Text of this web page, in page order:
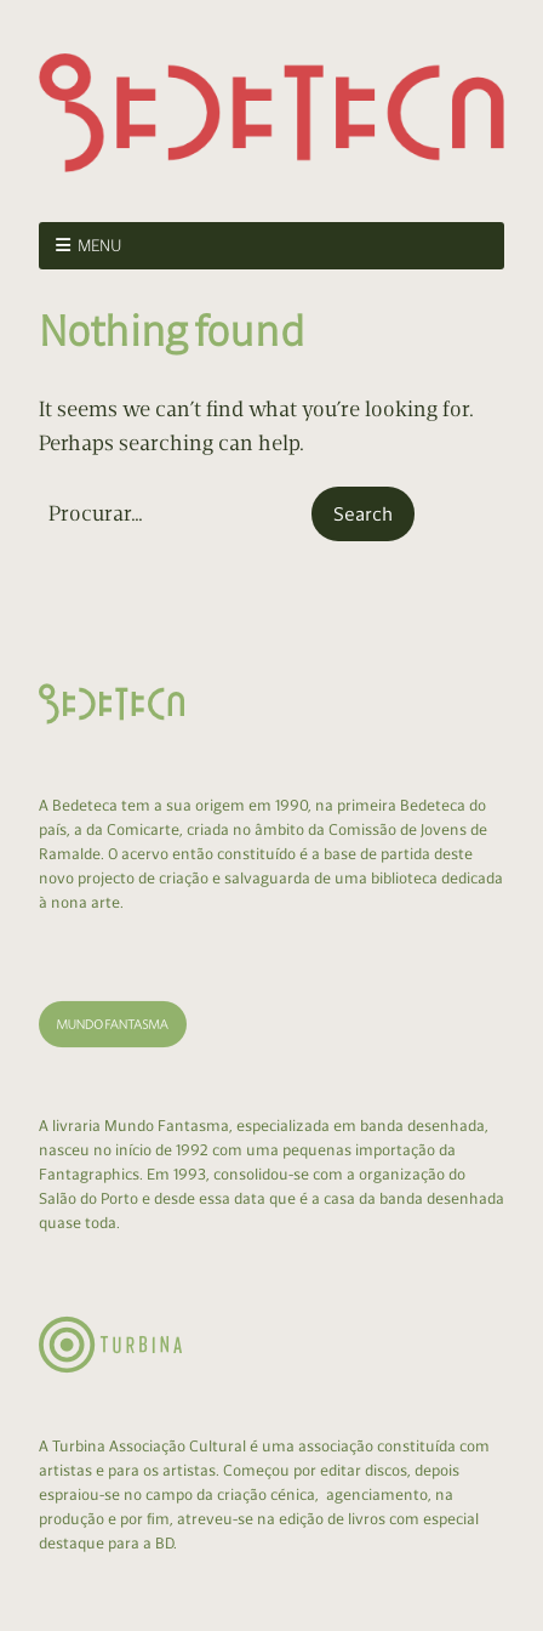
MENU
Nothing found
It seems we can’t find what you’re looking for.
Perhaps searching can help.
A Bedeteca tem a sua origem em 1990, na primeira Bedeteca do
país, a da Comicarte, criada no âmbito da Comissão de Jovens de
Ramalde. O acervo então constituído é a base de partida deste
novo projecto de criação e salvaguarda de uma biblioteca dedicada
à nona arte.
A livraria Mundo Fantasma, especializada em banda desenhada,
nasceu no início de 1992 com uma pequenas importação da
Fantagraphics. Em 1993, consolidou-se com a organização do
Salão do Porto e desde essa data que é a casa da banda desenhada
quase toda.
A Turbina Associação Cultural é uma associação constituída com
artistas e para os artistas. Começou por editar discos, depois
espraiou-se no campo da criação cénica, agenciamento, na
produção e por fim, atreveu-se na edição de livros com especial
destaque para a BD.